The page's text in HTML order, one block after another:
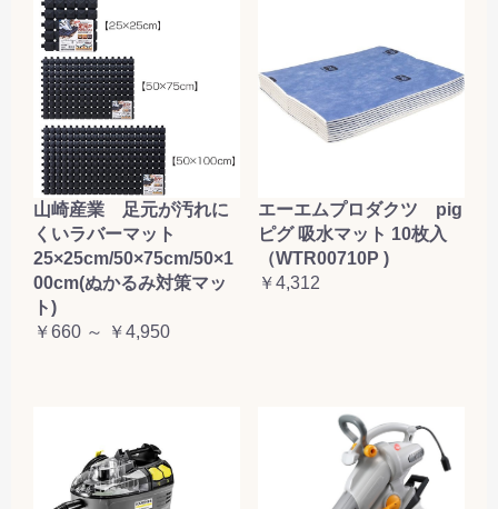
山崎産業 足元が汚れに
くいラバーマット
25×25cm/50×75cm/50×1
00cm(ぬかるみ対策マッ
ト)
￥660 ～ ￥4,950
エーエムプロダクツ pig
ピグ 吸水マット 10枚入
（WTR00710P )
￥4,312